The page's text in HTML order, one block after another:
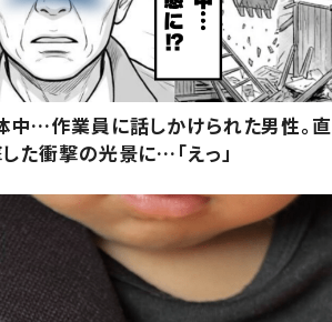
中…作業員に話しかけられた男性。直
た衝撃の光景に…「えっ」